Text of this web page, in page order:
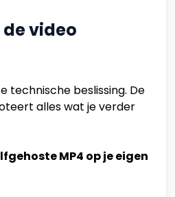
video
technische beslissing. De
alles wat je verder
MP4 op je eigen